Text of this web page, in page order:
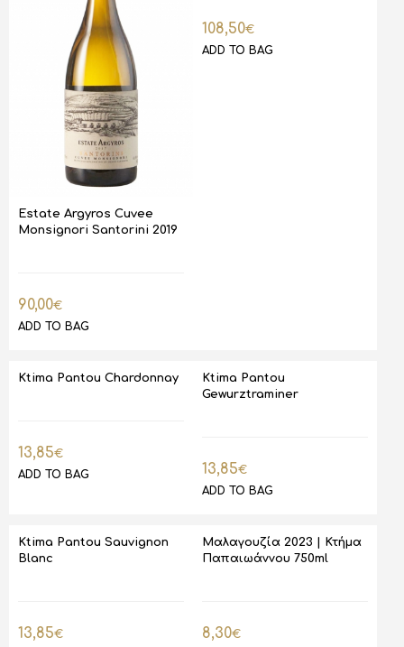
Estate Argyros Cuvee
Monsignori Santorini 2019
90,00€
ADD TO BAG
108,50€
ADD TO BAG
Ktima Pantou Chardonnay
13,85€
ADD TO BAG
Ktima Pantou
Gewurztraminer
13,85€
ADD TO BAG
Ktima Pantou Sauvignon
Blanc
13,85€
Μαλαγουζία 2023 | Κτήμα
Παπαιωάννου 750ml
8,30€